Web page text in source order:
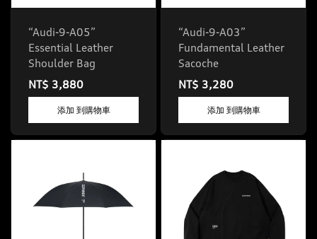
“Audi-9-A05”
Essential Leather
Shoulder Bag
NT$ 3,880
添加 到購物車
“Audi-9-A03”
Fundamental Leather
Sacoche
NT$ 3,280
添加 到購物車